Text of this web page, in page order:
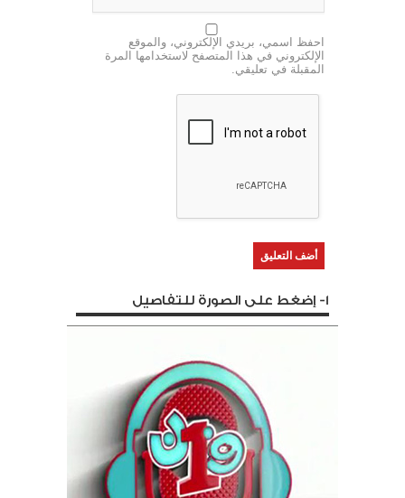
احفظ اسمي، بريدي الإلكتروني، والموقع
الإلكتروني في هذا المتصفح لاستخدامها المرة
المقبلة في تعليقي.
1- إضغط على الصورة للتفاصيل